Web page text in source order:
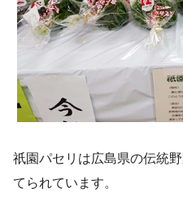
祇園パセリは広島県の伝統
てられています。